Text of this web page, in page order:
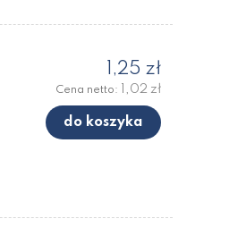
1,25 zł
Cena netto: 1,02 zł
do koszyka